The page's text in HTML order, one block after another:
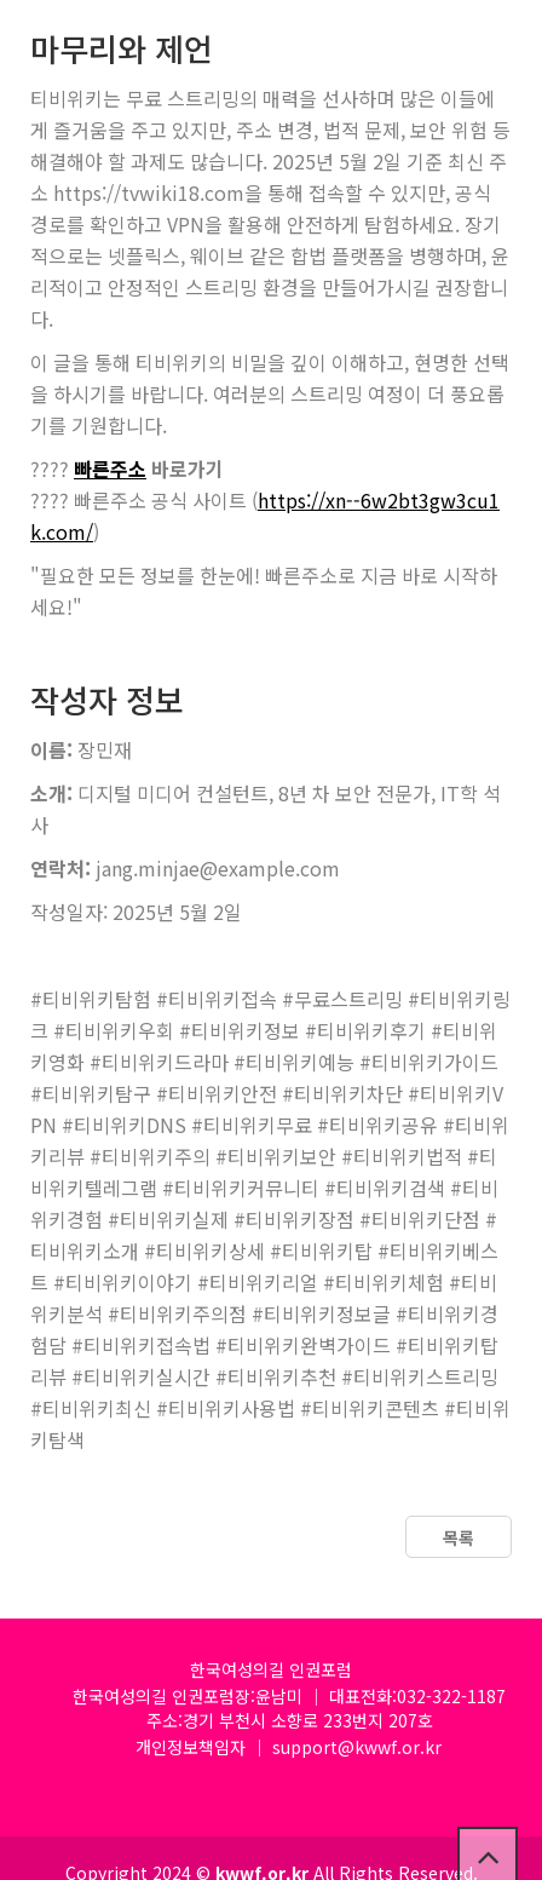
마무리와 제언
티비위키는 무료 스트리밍의 매력을 선사하며 많은 이들에
게 즐거움을 주고 있지만, 주소 변경, 법적 문제, 보안 위험 등
해결해야 할 과제도 많습니다. 2025년 5월 2일 기준 최신 주
소 https://tvwiki18.com을 통해 접속할 수 있지만, 공식
경로를 확인하고 VPN을 활용해 안전하게 탐험하세요. 장기
적으로는 넷플릭스, 웨이브 같은 합법 플랫폼을 병행하며, 윤
리적이고 안정적인 스트리밍 환경을 만들어가시길 권장합니
다.
이 글을 통해 티비위키의 비밀을 깊이 이해하고, 현명한 선택
을 하시기를 바랍니다. 여러분의 스트리밍 여정이 더 풍요롭
기를 기원합니다.
???? 빠른주소 바로가기
???? 빠른주소 공식 사이트 (https://xn--6w2bt3gw3cu1
k.com/)
"필요한 모든 정보를 한눈에! 빠른주소로 지금 바로 시작하
세요!"
작성자 정보
이름: 장민재
소개: 디지털 미디어 컨설턴트, 8년 차 보안 전문가, IT학 석
사
연락처: jang.minjae@example.com
작성일자: 2025년 5월 2일
#티비위키탐험 #티비위키접속 #무료스트리밍 #티비위키링
크 #티비위키우회 #티비위키정보 #티비위키후기 #티비위
키영화 #티비위키드라마 #티비위키예능 #티비위키가이드
#티비위키탐구 #티비위키안전 #티비위키차단 #티비위키V
PN #티비위키DNS #티비위키무료 #티비위키공유 #티비위
키리뷰 #티비위키주의 #티비위키보안 #티비위키법적 #티
비위키텔레그램 #티비위키커뮤니티 #티비위키검색 #티비
위키경험 #티비위키실제 #티비위키장점 #티비위키단점 #
티비위키소개 #티비위키상세 #티비위키탑 #티비위키베스
트 #티비위키이야기 #티비위키리얼 #티비위키체험 #티비
위키분석 #티비위키주의점 #티비위키정보글 #티비위키경
험담 #티비위키접속법 #티비위키완벽가이드 #티비위키탑
리뷰 #티비위키실시간 #티비위키추천 #티비위키스트리밍
#티비위키최신 #티비위키사용법 #티비위키콘텐츠 #티비위
키탐색
목록
한국여성의길 인권포럼
한국여성의길 인권포럼장:윤남미 │ 대표전화:032-322-1187
주소:경기 부천시 소향로 233번지 207호
개인정보책임자 │ support@kwwf.or.kr
Copyright 2024 © kwwf.or.krAll Rights Reserved.